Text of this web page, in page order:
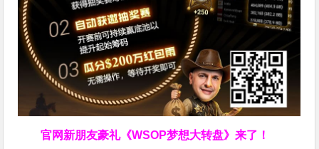
官网新朋友豪礼《WSOP梦想大转盘》来了！